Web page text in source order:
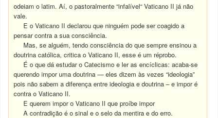
odeiam o latim. Aí, o pastoralmente “infalível“ Vaticano II já não
vale.
E o Vaticano II declarou que ninguém pode ser coagido a
pensar contra a sua consciência.
Mas, se alguém, tendo consciência do que sempre ensinou a
doutrina católica, critica o Vaticano II, esse é um réprobo.
É o que dá estudar o Catecismo e ler as encíclicas: acaba-se
querendo impor uma doutrina — eles dizem às vezes “ideologia”
pois não sabem a diferença entre ideologia e doutrina – e impor é
contra o Vaticano II.
E querem impor o Vaticano II que proíbe impor
A contradição é o sinal e o selo da mentira e do erro.